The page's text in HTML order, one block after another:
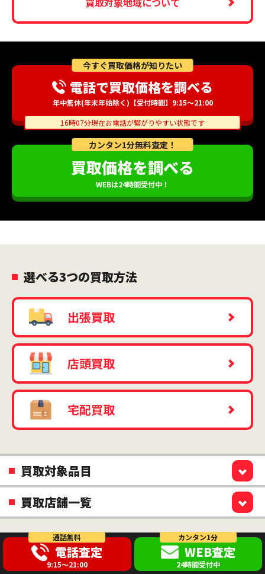
通話無料
電話査定
9:15～21:00
カンタン1分
WEB査定
24時間受付中
カンタン1分無料査定！
買取価格を調べる
WEBは24時間受付中！
今すぐ買取価格が知りたい
電話で買取価格を調べる
年中無休(年末年始除く)【受付時間】9:15～21:00
16時07分現在お電話が繋がりやすい状態です
選べる3つの買取方法
出張買取
店頭買取
宅配買取
買取対象品目
買取店舗一覧